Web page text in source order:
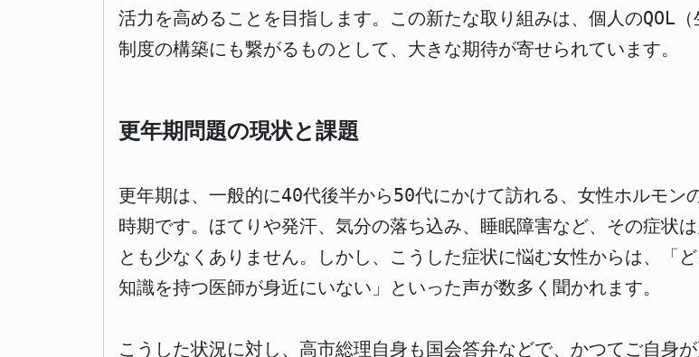
活力を高めることを目指します。この新たな取り組みは、個人のQOL
制度の構築にも繋がるものとして、大きな期待が寄せられています。
更年期問題の現状と課題
更年期は、一般的に40代後半から50代にかけて訪れる、女性ホルモン
時期です。ほてりや発汗、気分の落ち込み、睡眠障害など、その症状
とも少なくありません。しかし、こうした症状に悩む女性からは、「
知識を持つ医師が身近にいない」といった声が数多く聞かれます。
こうした状況に対し、高市総理自身も国会答弁などで、かつてご自身